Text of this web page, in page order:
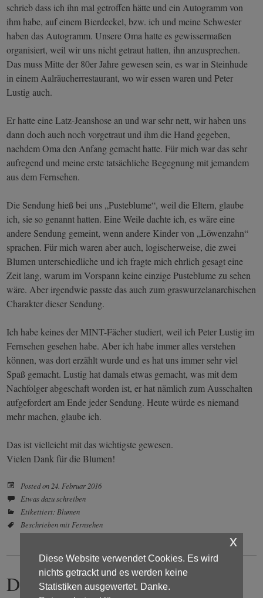
schrieb dass ich ihn mal getroffen hätte und ein Autogramm von
ihm habe, auf einem Bierdeckel, bzw. ich und meine Schwester
haben das Autogramm. Unsere Oma hatte es gewissermaßen
organisiert, weil wir uns nicht getraut hatten, ihn anzusprechen.
Das muss Mitte der 80er Jahre gewesen sein, es war in Steinhude
in einem Aalräucherrestaurant, wo wir essen waren und Peter
Lustig auch.
Er hatte eine Latz-Jeanshose an und war sehr nett, wir haben uns
dann doch auch noch vorgetraut und ihm die Hand gegeben,
nachdem Oma den Anfang gemacht hatte. Für mich war das sehr
aufregend und meine erste tatsächliche Begegnung mit jemandem
aus dem Fernsehen.
Die Sendung hieß bei uns „Pusteblume“, weil die Eltern, glaube
ich, sie so genannt hatten. Eine Weile dachte ich, es wäre eine
andere Sendung gemeint, wenn andere Kinder von „Löwenzahn“
sprachen. Für mich waren aber auch, logischerweise, die zwei
Blumen unterschiedliche und ich fragte mich ehrlich gesagt eine
Zeit lang, warum im Vorspann keine einzige Pusteblume zu sehen
wäre. Aber irgendwie passte das auch zum graswurzelanarchischen
Charakter dieser Sendung.
Ich habe keines der MINT-Fächer studiert, weil ich Peter Lustig im
Fernsehen gesehen habe. Aber ich habe immer alles verstehen
können, was dort erzählt wurde und es hat uns immer sehr viel
Spaß gemacht. Lustig hat damals etwas gemacht, was mit dem
Nachfolger abgeschaft worden ist, er hat nämlich zum Ausschalten
aufgefordert am Ende jeder Sendung. Heute würde es niemand
mehr machen, glaube ich.
Das ist vielleicht mit das wichtigste gewesen.
Vielen Dank für die Blumen!
Posted on 24. Februar 2016
Etwas dazu schreiben
Etikettiert: Blumen
Beschrieben mit Fernsehen
Die Bahn verpasst und eine
Diese Website verwendet Cookies. Es wird
nichts getrackt und es werden keine
Statistiken ausgewertet. Danke.
x